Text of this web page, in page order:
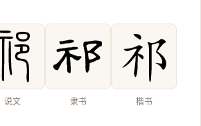
说文 隶书 楷书